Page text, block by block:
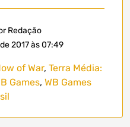
Redação
2017 às 07:49
of War, Terra Média:
Games, WB Games